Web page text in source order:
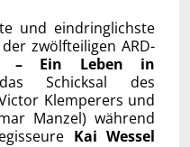
und eindringlichste
zwölfteiligen ARD-
– Ein Leben in
Schicksal des
Klemperers und
Manzel) während
Kai Wessel